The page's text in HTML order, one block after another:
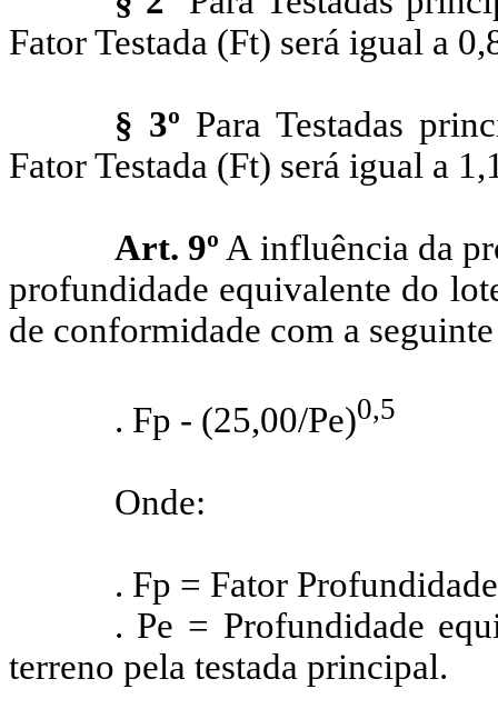
Fator Testada (Ft) será igual a
§ 3º Para Testadas
Fator Testada (Ft) será igual a
Art. 9º A influência da
profundidade equivalente do
de conformidade com a
. Fp - (25,00/Pe)0,5
Onde:
. Fp = Fator Profundidade
. Pe = Profundidade
terreno pela testada principal.